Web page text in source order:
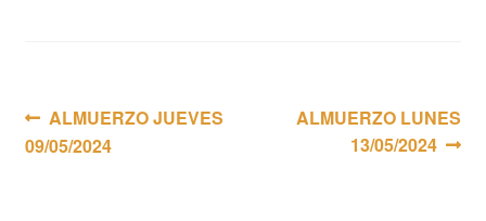
Navegación
de
Anterior:
ALMUERZO JUEVES
09/05/2024
Siguiente:
ALMUERZO LUNES
13/05/2024